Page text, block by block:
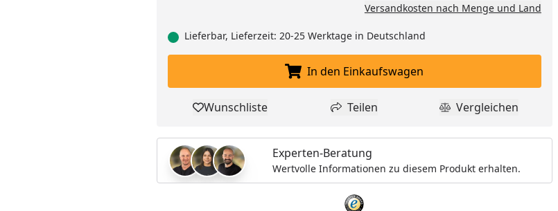
Versandkosten nach Menge und Land
Lieferbar, Lieferzeit: 20-25 Werktage in Deutschland
In den Einkaufswagen legen
In den Einkaufswagen
Produkt zur Wunschliste hinzufügen
Wunschliste Teilen
Teilen Produkt
Vergleichen
Experten-Beratung
Wertvolle Informationen zu diesem Produkt erhalten.